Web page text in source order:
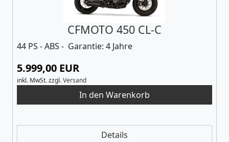
CFMOTO 450 CL-C
44 PS - ABS - Garantie: 4 Jahre
5.999,00 EUR
inkl. MwSt.zzgl.Versand
Details